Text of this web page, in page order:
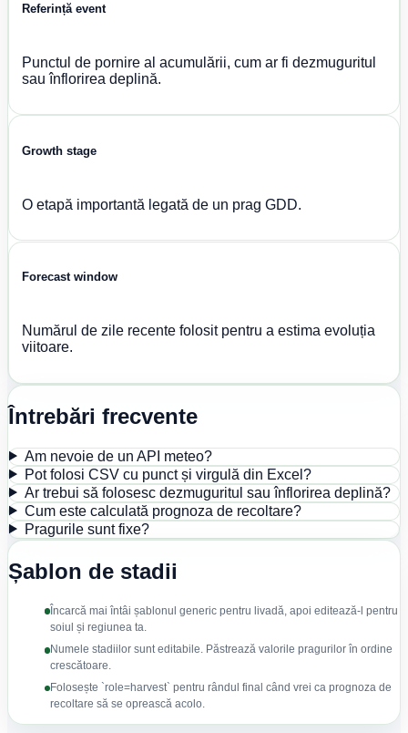
Referință event
Punctul de pornire al acumulării, cum ar fi dezmuguritul
sau înflorirea deplină.
Growth stage
O etapă importantă legată de un prag GDD.
Forecast window
Numărul de zile recente folosit pentru a estima evoluția
viitoare.
Întrebări frecvente
Am nevoie de un API meteo?
Pot folosi CSV cu punct și virgulă din Excel?
Ar trebui să folosesc dezmuguritul sau înflorirea deplină?
Cum este calculată prognoza de recoltare?
Pragurile sunt fixe?
Șablon de stadii
Încarcă mai întâi șablonul generic pentru livadă, apoi editează-l pentru
soiul și regiunea ta.
Numele stadiilor sunt editabile. Păstrează valorile pragurilor în ordine
crescătoare.
Folosește `role=harvest` pentru rândul final când vrei ca prognoza de
recoltare să se oprească acolo.